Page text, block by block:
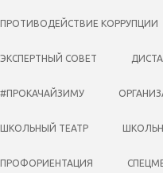
ПРОТИВОДЕЙСТВИЕ КОРРУПЦИИ
ЭКСПЕРТНЫЙ СОВЕТ
#ПРОКАЧАЙЗИМУ
ШКОЛЬНЫЙ ТЕАТР
ПРОФОРИЕНТАЦИЯ